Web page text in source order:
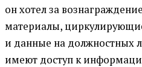
он хотел за
материалы,
и данные на должностных
имеют доступ к